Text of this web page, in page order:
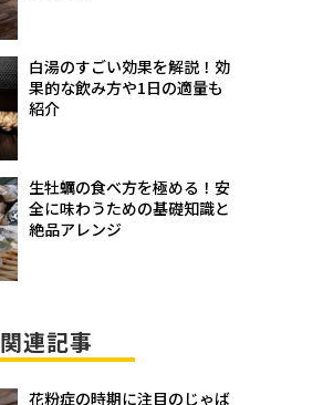
白湯のすごい効果を解説！効
果的な飲み方や1日の適量も
紹介
生牡蠣の食べ方を極める！安
全に味わうための基礎知識と
絶品アレンジ
関連記事
花粉症の時期に注目のじゃば